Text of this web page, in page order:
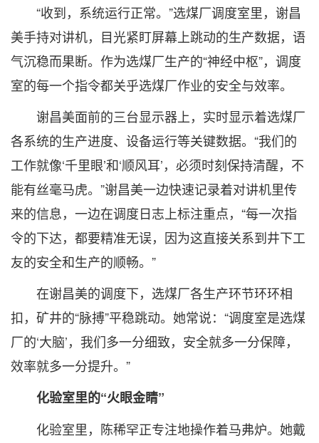
“收到，系统运行正常。”选煤厂调度室里，谢昌
美手持对讲机，目光紧盯屏幕上跳动的生产数据，语
气沉稳而果断。作为选煤厂生产的“神经中枢”，调度
室的每一个指令都关乎选煤厂作业的安全与效率。
谢昌美面前的三台显示器上，实时显示着选煤厂
各系统的生产进度、设备运行等关键数据。“我们的
工作就像‘千里眼’和‘顺风耳’，必须时刻保持清醒，不
能有丝毫马虎。”谢昌美一边快速记录着对讲机里传
来的信息，一边在调度日志上标注重点，“每一次指
令的下达，都要精准无误，因为这直接关系到井下工
友的安全和生产的顺畅。”
在谢昌美的调度下，选煤厂各生产环节环环相
扣，矿井的“脉搏”平稳跳动。她常说：“调度室是选煤
厂的‘大脑’，我们多一分细致，安全就多一分保障，
效率就多一分提升。”
化验室里的“火眼金睛”
化验室里，陈稀罕正专注地操作着马弗炉。她戴